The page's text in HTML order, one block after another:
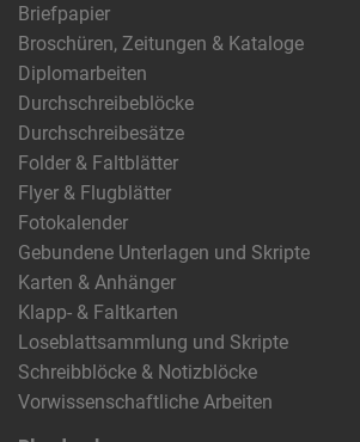
Briefpapier
Broschüren, Zeitungen & Kataloge
Diplomarbeiten
Durchschreibeblöcke
Durchschreibesätze
Folder & Faltblätter
Flyer & Flugblätter
Fotokalender
Gebundene Unterlagen und Skripte
Karten & Anhänger
Klapp- & Faltkarten
Loseblattsammlung und Skripte
Schreibblöcke & Notizblöcke
Vorwissenschaftliche Arbeiten